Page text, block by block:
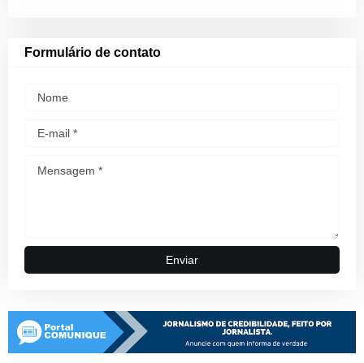
Formulário de contato